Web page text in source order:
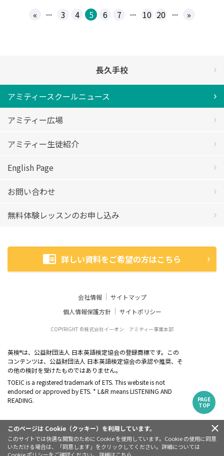
このページは Cookie（クッキー）を利用しています。
このサイトでは快適な閲覧のために Cookie を使用しています。Cookie の使用に同意
いただける場合は、「同意します」をクリックしてください。詳細については
« ... 3 4 5 6 7 ... 10 20 ... »
長久手校
アミティースクールニュース
アミティー広場
アミティー生徒紹介
English Page
お問い合わせ
無料体験レッスンのお申し込み
PAGE
TOP
詳しい資料をご希望の方はこちら
会社情報
サイトマップ
個人情報保護方針
サイトポリシー
COPYRIGHT ©株式会社イーオン アミティー事業本部
英検®は、公益財団法人 日本英語検定協会の登録商標です。この
コンテンツは、公益財団法人 日本英語検定協会の承認や推奨、そ
の他の検討を受けたものではありません。
TOEIC is a registered trademark of ETS. This website is not
endorsed or approved by ETS. * L&R means LISTENING AND
READING.